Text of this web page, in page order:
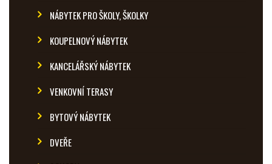
NÁBYTEK PRO ŠKOLY, ŠKOLKY
KOUPELNOVÝ NÁBYTEK
KANCELÁŘSKÝ NÁBYTEK
VENKOVNÍ TERASY
BYTOVÝ NÁBYTEK
DVEŘE